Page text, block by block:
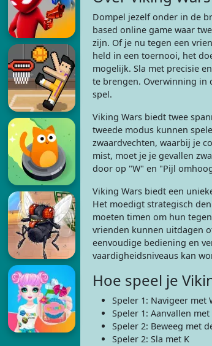
Dompel jezelf onder in de
based online game waar
zijn. Of je nu tegen een
held in een toernooi, het
mogelijk. Sla met precisie
te brengen. Overwinning in
spel.
Viking Wars biedt twee
tweede modus kunnen
zwaardvechten, waarbij je
mist, moet je je gevallen
door op "W" en "Pijl
Viking Wars biedt een
Het moedigt strategisch
moeten timen om hun
vrienden kunnen uitdagen
eenvoudige bediening en
vaardigheidsniveaus kan
Hoe speel je
Speler 1: Navigeer met
Speler 1: Aanvallen met
Speler 2: Beweeg met
Speler 2: Sla met K